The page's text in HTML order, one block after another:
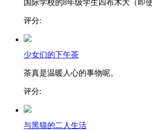
国际学校的8年级学生四布木大（即
评分:
少女们的下午茶
茶真是温暖人心的事物呢。
评分:
与黑猫的二人生活